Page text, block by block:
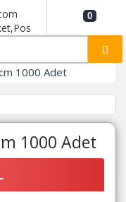
0
1000 Adet
1000 Adet